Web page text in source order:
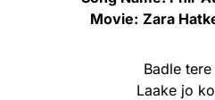
Movie: Zara
Badle
Laake jo